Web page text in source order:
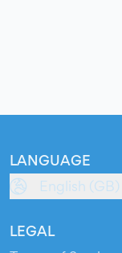
LANGUAGE
English (GB)
LEGAL